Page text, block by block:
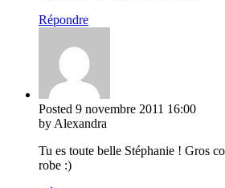
Répondre
Posted 9 novembre 2011 16:00
by Alexandra
Tu es toute belle Stéphanie ! Gros
robe :)